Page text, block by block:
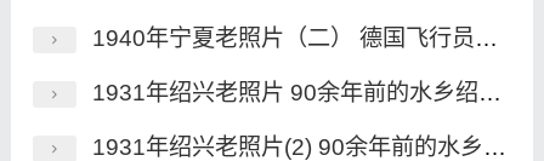
1940年宁夏老照片（二） 德国飞行员航拍的民国宁夏
1931年绍兴老照片 90余年前的水乡绍兴风貌
1931年绍兴老照片(2) 90余年前的水乡绍兴风貌